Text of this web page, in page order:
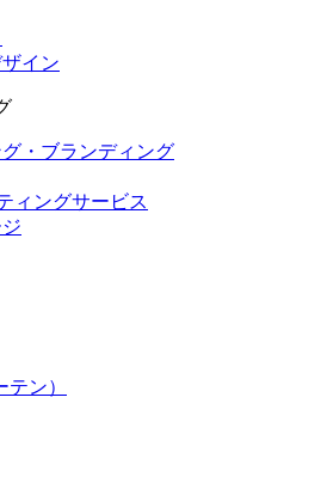
イン
・ブランディング
ィングサービス
ン）